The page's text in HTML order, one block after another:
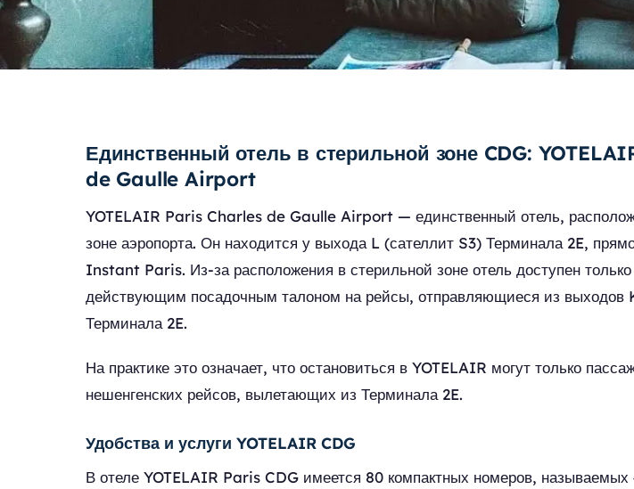
Единственный отель в стерильной зоне CDG:
de Gaulle Airport
YOTELAIR Paris Charles de Gaulle Airport — единственный отель,
зоне аэропорта. Он находится у выхода L (сателлит S3) Терминала 2E,
Instant Paris. Из-за расположения в стерильной зоне отель доступен
действующим посадочным талоном на рейсы, отправляющиеся из выходов
Терминала 2E.
На практике это означает, что остановиться в YOTELAIR могут только
нешенгенских рейсов, вылетающих из Терминала 2E.
Удобства и услуги YOTELAIR CDG
В отеле YOTELAIR Paris CDG имеется 80 компактных номеров, называемых